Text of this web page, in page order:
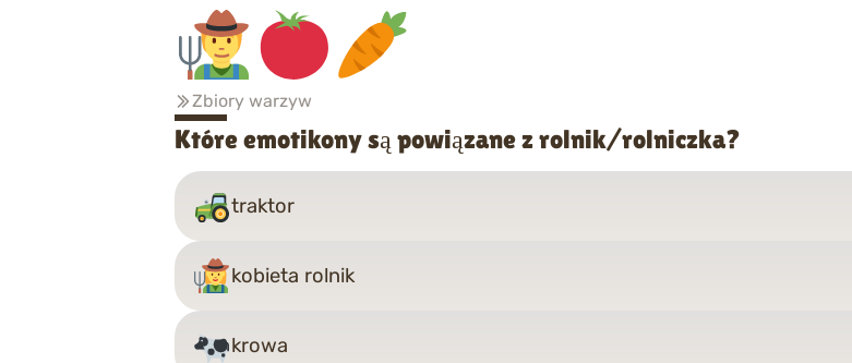
Zbiory warzyw
Które emotikony są powiązane z rolnik/rolniczka?
traktor
kobieta rolnik
krowa